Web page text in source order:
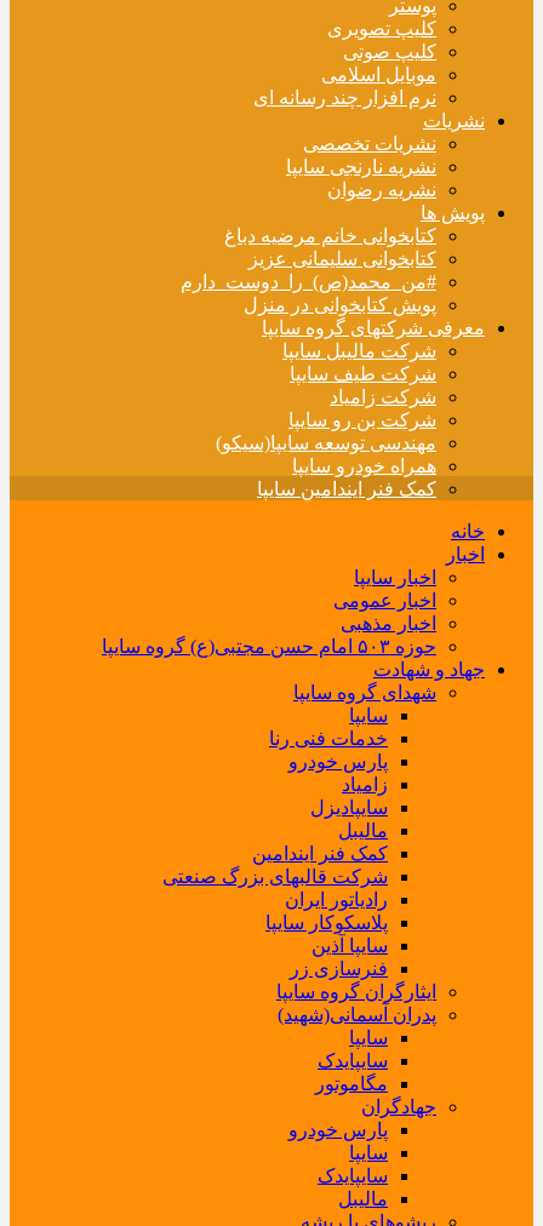
پوستر
کلیپ تصویری
کلیپ صوتی
موبایل اسلامی
نرم افزار چند رسانه ای
نشریات
نشریات تخصصی
نشریه نارنجی سایپا
نشریه رضوان
پویش ها
کتابخوانی خانم مرضیه دباغ
کتابخوانی سلیمانی عزیز
#من_محمد(ص)_را_دوست_دارم
پویش کتابخوانی در منزل
معرفی شرکتهای گروه سایپا
شرکت مالیبل سایپا
شرکت طیف سایپا
شرکت زامیاد
شرکت بن رو سایپا
مهندسی توسعه سایپا(سیکو)
همراه خودرو سایپا
کمک فنر ایندامین سایپا
خانه
اخبار
اخبار سایپا
اخبار عمومی
اخبار مذهبی
حوزه ۵۰۳ امام حسن مجتبی(ع) گروه سایپا
جهاد و شهادت
شهدای گروه سایپا
سایپا
خدمات فنی رنا
پارس خودرو
زامیاد
سایپادیزل
مالیبل
کمک فنر ایندامین
شرکت قالبهای بزرگ صنعتی
رادیاتور ایران
پلاسکوکار سایپا
سایپا آذین
فنرسازی زر
ایثارگران گروه سایپا
پدران آسمانی(شهید)
سایپا
سایپایدک
مگاموتور
جهادگران
پارس خودرو
سایپا
سایپایدک
مالیبل
ریشوهای با ریشه